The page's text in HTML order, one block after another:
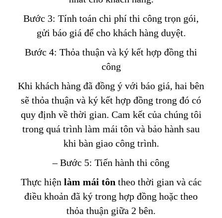
Bước 3: Tính toán chi phí thi công trọn gói,
gửi báo giá để cho khách hàng duyệt.
Bước 4: Thỏa thuận và ký kết hợp đồng thi
công
Khi khách hàng đã đồng ý với báo giá, hai bên
sẽ thỏa thuận và ký kết hợp đồng trong đó có
quy định về thời gian. Cam kết của chúng tôi
trong quá trình làm mái tôn và bảo hành sau
khi bàn giao công trình.
– Bước 5: Tiến hành thi công
Thực hiện làm mái tôn theo thời gian và các
điều khoản đã ký trong hợp đồng hoặc theo
thỏa thuận giữa 2 bên.